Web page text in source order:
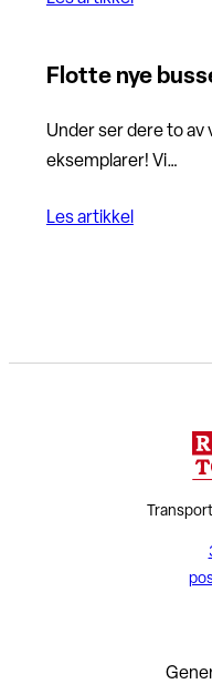
Flotte nye
Under ser dere to
eksemplarer! Vi…
Les artikkel